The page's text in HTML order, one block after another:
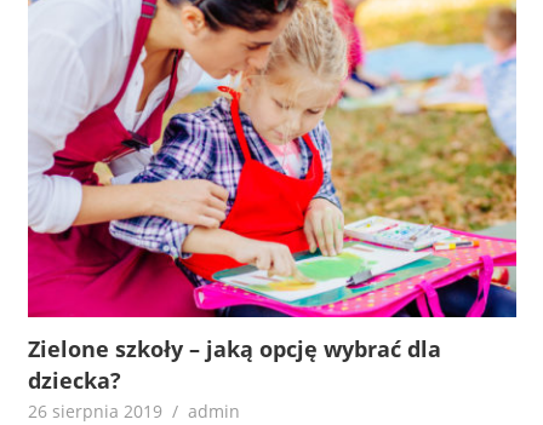
Zielone szkoły – jaką opcję wybrać dla
dziecka?
26 sierpnia 2019 admin